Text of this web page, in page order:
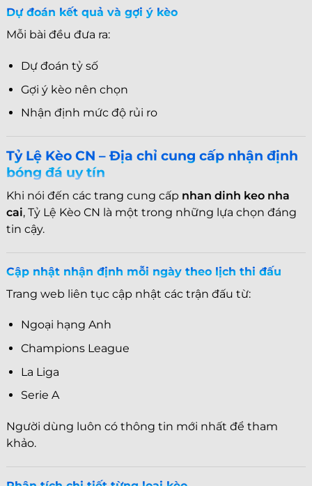
Dự đoán kết quả và gợi ý kèo
Mỗi bài đều đưa ra:
Dự đoán tỷ số
Gợi ý kèo nên chọn
Nhận định mức độ rủi ro
Tỷ Lệ Kèo CN – Địa chỉ cung cấp nhận định
bóng đá uy tín
Khi nói đến các trang cung cấp nhan dinh keo nha
cai, Tỷ Lệ Kèo CN là một trong những lựa chọn đáng
tin cậy.
Cập nhật nhận định mỗi ngày theo lịch thi đấu
Trang web liên tục cập nhật các trận đấu từ:
Ngoại hạng Anh
Champions League
La Liga
Serie A
Người dùng luôn có thông tin mới nhất để tham
khảo.